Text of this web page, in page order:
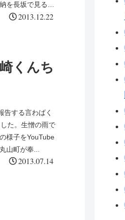
な口、頭部のケロシ
を長坂で見るこ
を堪能すること
2013.12.22
くんち
告する言わばく
た。生憎の雨で
様子をYouTube
山町が奉...
2013.07.14